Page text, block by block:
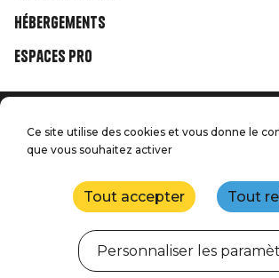
Hébergements
Espaces Pro
Menu
Accueil
Mentions légales
Presse
Nous contacter
Plan du site
Réalisation : StudioJuillet
Ce site utilise des cookies et vous donne le
que vous souhaitez activer
Tout accepter Tout
Personnaliser les